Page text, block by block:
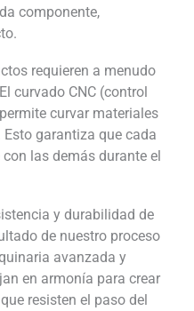
componente,
requieren a menudo
curvado CNC (control
curvar materiales
garantiza que cada
las demás durante el
y durabilidad de
de nuestro proceso
avanzada y
en armonía para crear
resisten el paso del